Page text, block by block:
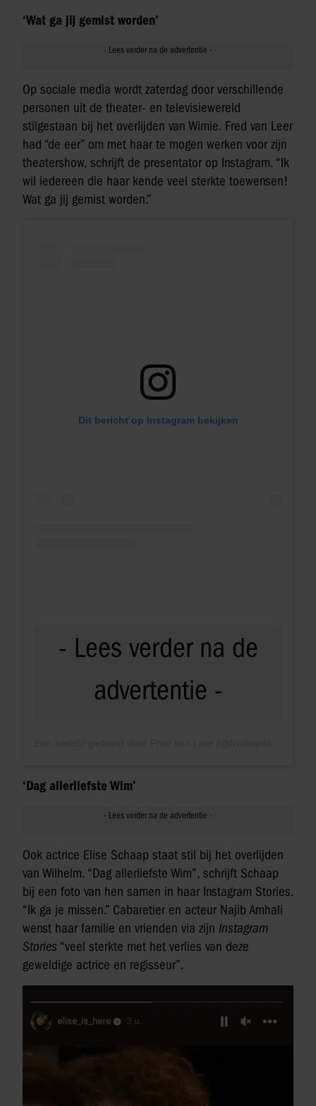
‘Wat ga jij gemist worden’
Op sociale media wordt zaterdag door verschillende
personen uit de theater- en televisiewereld
stilgestaan bij het overlijden van Wimie. Fred van Leer
had “de eer” om met haar te mogen werken voor zijn
theatershow, schrijft de presentator op Instagram. “Ik
wil iedereen die haar kende veel sterkte toewensen!
Wat ga jij gemist worden.”
Dit bericht op Instagram bekijken
‘Dag allerliefste Wim’
Ook actrice Elise Schaap staat stil bij het overlijden
van Wilhelm. “Dag allerliefste Wim”, schrijft Schaap
bij een foto van hen samen in haar Instagram Stories.
“Ik ga je missen.” Cabaretier en acteur Najib Amhali
wenst haar familie en vrienden via zijn Instagram
Stories “veel sterkte met het verlies van deze
geweldige actrice en regisseur”.